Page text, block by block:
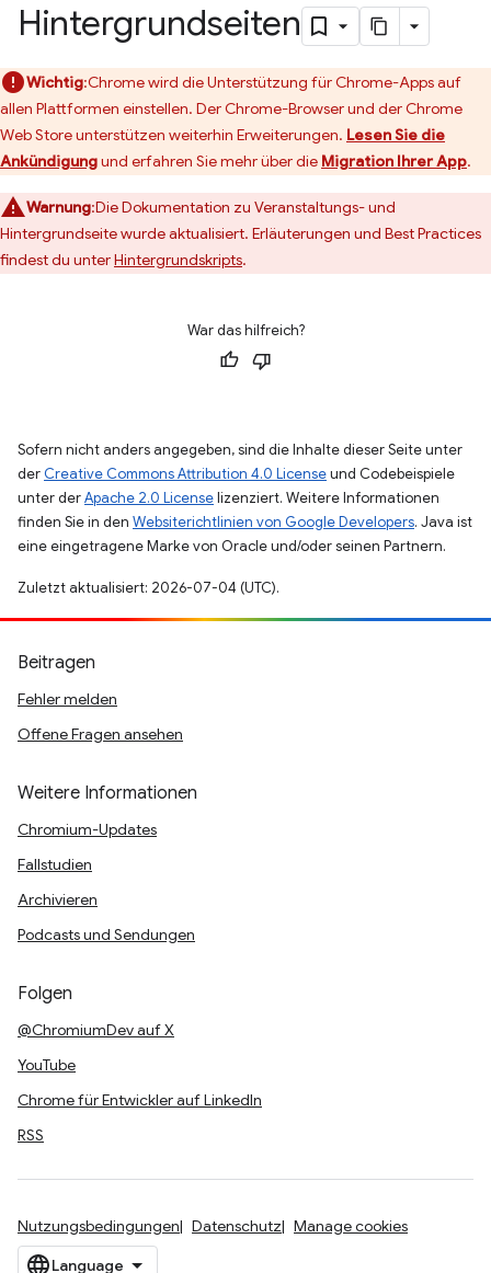
Hintergrundseiten
Wichtig:Chrome wird die Unterstützung für Chrome-Apps auf
allen Plattformen einstellen. Der Chrome-Browser und der Chrome
Web Store unterstützen weiterhin Erweiterungen. Lesen Sie die
Ankündigungund erfahren Sie mehr über die Migration Ihrer App.
Warnung:Die Dokumentation zu Veranstaltungs- und
Hintergrundseite wurde aktualisiert. Erläuterungen und Best Practices
findest du unterHintergrundskripts.
War das hilfreich?
Sofern nicht anders angegeben, sind die Inhalte dieser Seite unter
der Creative Commons Attribution 4.0 Licenseund Codebeispiele
unter derApache 2.0 Licenselizenziert. Weitere Informationen
finden Sie in den Websiterichtlinien von Google Developers. Java ist
eine eingetragene Marke von Oracle und/oder seinen Partnern.
Zuletzt aktualisiert: 2026-07-04 (UTC).
Beitragen
Fehler melden
Offene Fragen ansehen
Weitere Informationen
Chromium-Updates
Fallstudien
Archivieren
Podcasts und Sendungen
Folgen
@ChromiumDev auf X
YouTube
Chrome für Entwickler auf LinkedIn
RSS
Nutzungsbedingungen Datenschutz Manage cookies